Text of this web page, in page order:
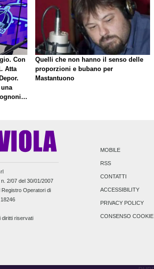
Con
Atta
Quelli che non hanno il senso delle
proporzioni e bubano per
Mastantuono
2/07 del 30/01/2007
Registro Operatori di
diritti riservati
MOBILE
RSS
CONTATTI
ACCESSIBILITY
PRIVACY POLICY
CONSENSO COOKIE